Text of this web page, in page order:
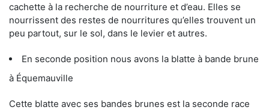
cachette à la recherche de nourriture et d’eau. Elles se
nourrissent des restes de nourritures qu’elles trouvent un
peu partout, sur le sol, dans le levier et autres.
En seconde position nous avons la blatte à bande brune
à Équemauville
Cette blatte avec ses bandes brunes est la seconde race